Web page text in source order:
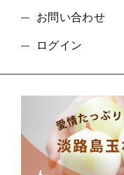
お問い合わせ
ログイン